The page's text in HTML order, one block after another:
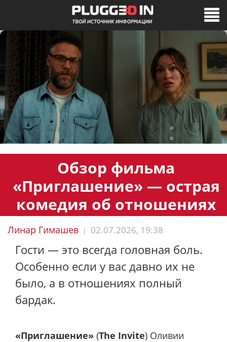
Обзор фильма
«Приглашение» — острая
комедия об отношениях
Линар Гимашев | 02.07.2026, 19:38
Гости — это всегда головная боль.
Особенно если у вас давно их не
было, а в отношениях полный
бардак.
«Приглашение» (The Invite) Оливии